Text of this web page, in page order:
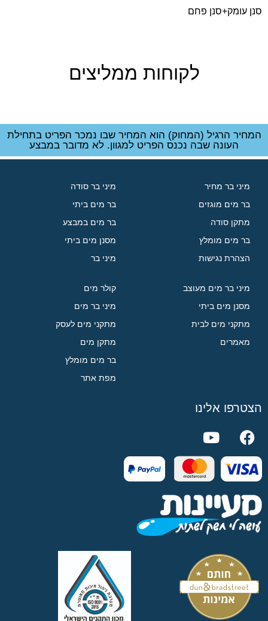
סנן עומק+סנן פחם
לקוחות ממליצים
המחיר הרגיל (המחוק) הוא המחיר שבו נמכר הפריט בתחילת
העונה שבה נכנס הפריט למגוון. לא מדובר במבצע
מיני בר מחיר
בר מים מוגזים
מתקן סודה
בר מים מומלץ
הצהרת נגישות
מיני בר סודה
בר מים ביתי
בר מים במבצע
מסנן מים ביתי
מיני בר
מיני בר מים מעוצב
מסנן מים ביתי
מתקני מים לבית
מאמרים
קולר מים
מיני בר מים
מתקני מים לעסק
מתקן מים
בר מים מומלץ
מפת אתר
הצטרפו אלינו